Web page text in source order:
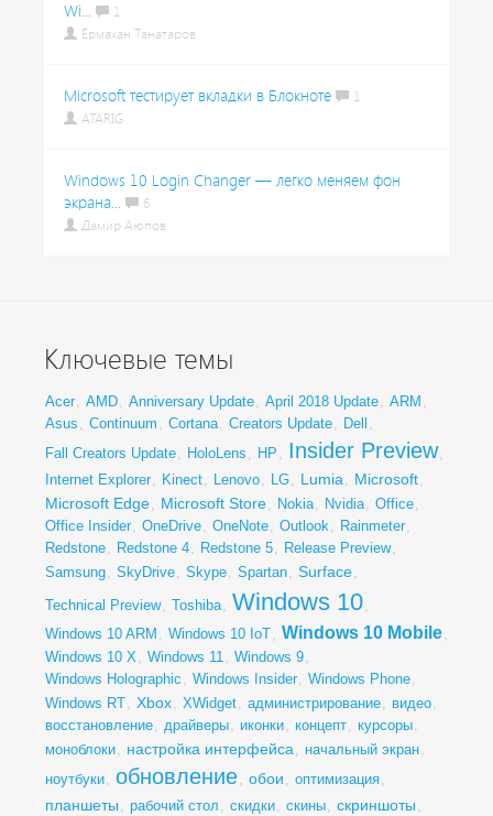
Wi...
1
Ермахан Танатаров
Microsoft тестирует вкладки в Блокноте
1
ATARIG
Windows 10 Login Changer — легко меняем фон
экрана...
6
Дамир Аюпов
Ключевые темы
Acer, AMD, Anniversary Update, April 2018 Update, ARM ,
Asus , Continuum , Cortana, Creators Update, Dell ,
Fall Creators Update, HoloLens , HP , Insider Preview,
Internet Explorer, Kinect, Lenovo, LG, Lumia, Microsoft,
Microsoft Edge, Microsoft Store, Nokia, Nvidia, Office,
Office Insider, OneDrive, OneNote, Outlook, Rainmeter,
Redstone, Redstone 4, Redstone 5, Release Preview,
Samsung, SkyDrive, Skype, Spartan, Surface,
Technical Preview, Toshiba, Windows 10,
Windows 10 ARM , Windows 10 IoT, Windows 10 Mobile,
Windows 10 X, Windows 11, Windows 9,
Windows Holographic , Windows Insider, Windows Phone,
Windows RT, Xbox, XWidget, администрирование, видео,
восстановление, драйверы, иконки, концепт, курсоры,
моноблоки, настройка интерфейса, начальный экран,
ноутбуки, обновление, обои , оптимизация,
планшеты , рабочий стол , скидки, скины, скриншоты ,